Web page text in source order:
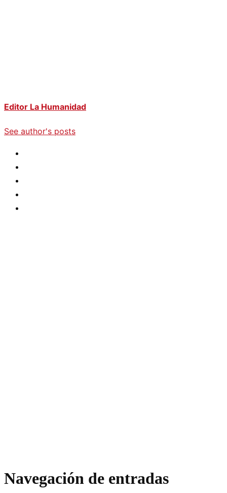
Editor La Humanidad
See author's posts
Navegación de entradas